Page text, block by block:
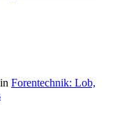
Forentechnik: Lob,